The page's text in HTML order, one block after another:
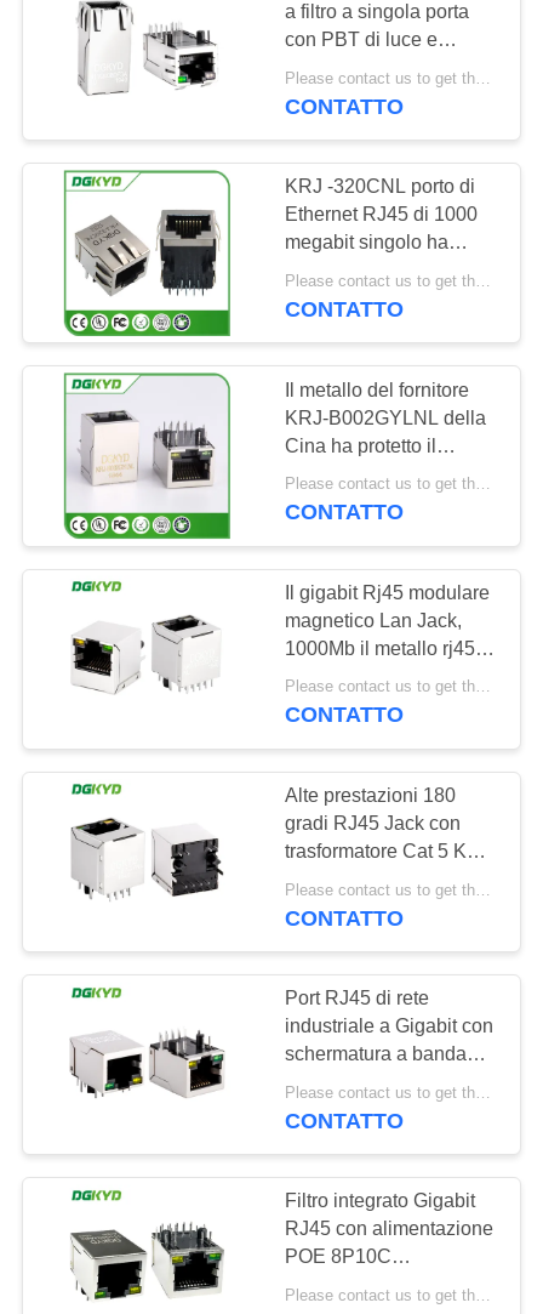
RICHIEDA
UNA
SITEMAP
NORME
SULLA
PRIVACY
Singolo porto RJ45
connettore di cat6
rj45
presa rj11
46
RJ45 con il
trasformatore
RJ45 SMD
39
a filtro a singola porta
con PBT di luce e
schermatura
DGKYD411Q008DF3A1D
CONTATTO
KRJ -320CNL porto di
Ethernet RJ45 di 1000
megabit singolo ha
integrato magnetico
Please contact us to get the latest price. MOQ:1 pezzo
CONTATTO
Il metallo del fornitore
KRJ-B002GYLNL della
Cina ha protetto il
singolo connettore
magnetico rj45 del porto
Please contact us to get the latest price. MOQ:1 pezzo
CONTATTO
Il gigabit Rj45 modulare
magnetico Lan Jack,
1000Mb il metallo rj45 di
KRJ-1812QYGZNL ha
protetto il connettore
Please contact us to get the latest price. MOQ:1 pezzo
CONTATTO
Alte prestazioni 180
gradi RJ45 Jack con
trasformatore Cat 5 KRJ-
187GYNL
CONTATTO
Port RJ45 di rete
industriale a Gigabit con
schermatura a banda
luminosa TAB DOWN
DGKYD111Q042AB2A1D
Please contact us to get the latest price. MOQ:1 pezzo
CONTATTO
Filtro integrato Gigabit
RJ45 con alimentazione
POE 8P10C
DGKYD111Q334AB2A1DP
Please contact us to get the latest price. MOQ:1 pezzo